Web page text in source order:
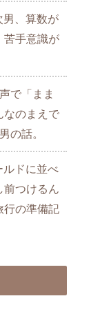
男、算数が
苦手意識が
で「まま
なのまえで
の話。
ルドに並べ
前つけるん
行の準備記